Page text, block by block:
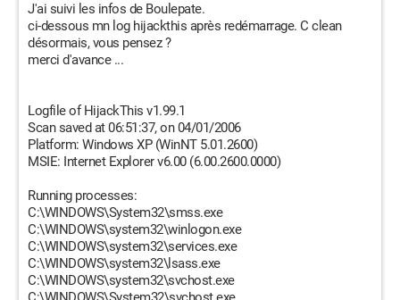
J'ai suivi les infos de Boulepate.
ci-dessous mn log hijackthis après redémarrage. C clean
désormais, vous pensez ?
merci d'avance ...
Logfile of HijackThis v1.99.1
Scan saved at 06:51:37, on 04/01/2006
Platform: Windows XP (WinNT 5.01.2600)
MSIE: Internet Explorer v6.00 (6.00.2600.0000)
Running processes:
C:\WINDOWS\System32\smss.exe
C:\WINDOWS\system32\winlogon.exe
C:\WINDOWS\system32\services.exe
C:\WINDOWS\system32\lsass.exe
C:\WINDOWS\system32\svchost.exe